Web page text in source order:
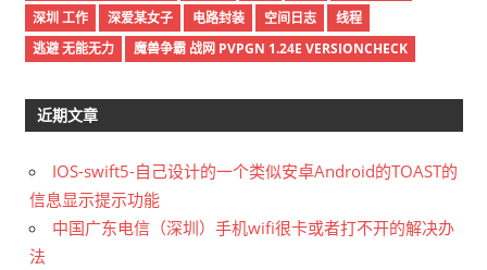
深圳 工作
深爱某女子 电路封装 空间日志
线程
逃避 无能无力
魔兽争霸 战网 PVPGN 1.24E VERSIONCHECK
近期文章
IOS-swift5-自己设计的一个类似安卓Android的TOAST的
信息显示提示功能
中国广东电信（深圳）手机wifi很卡或者打不开的解决办
法